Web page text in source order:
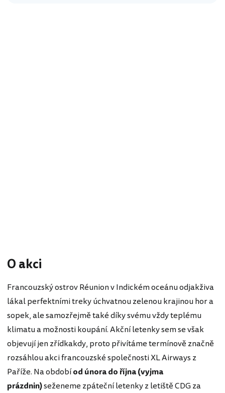
O akci
Francouzský ostrov Réunion v Indickém oceánu odjakživa
lákal perfektními treky úchvatnou zelenou krajinou hor a
sopek, ale samozřejmě také díky svému vždy teplému
klimatu a možnosti koupání. Akční letenky sem se však
objevují jen zřídkakdy, proto přivítáme termínově značně
rozsáhlou akci francouzské společnosti XL Airways z
Paříže. Na obdobíod února do října (vyjma
prázdnin)seženeme zpáteční letenky z letiště CDG za